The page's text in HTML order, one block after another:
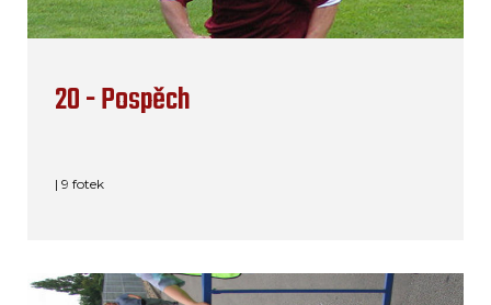
20 - Pospěch
| 9 fotek